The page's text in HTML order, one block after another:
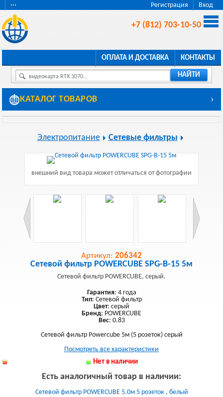
Регистрация Вход
···
+7 (812) 703-10-50
ОПЛАТА И ДОСТАВКА КОНТАКТЫ
видеокарта RTX 3070... НАЙТИ
КАТАЛОГ ТОВАРОВ ›
Электропитание Сетевые фильтры
внешний вид товара может отличаться от фотографии
Артикул: 206342
Сетевой фильтр POWERCUBE SPG-B-15 5м
Сетевой фильтр POWERCUBE, серый.
Гарантия: 4 года
Тип: Сетевой фильтр
Цвет: серый
Бренд: POWERCUBE
Вес: 0.83
Сетевой фильтр Powercube 5м (5 розеток) серый
Посмотреть все характеристики
Нет в наличии
Есть аналогичный товар в наличии:
Сетевой фильтр POWERCUBE 5.0м 5 розеток , белый